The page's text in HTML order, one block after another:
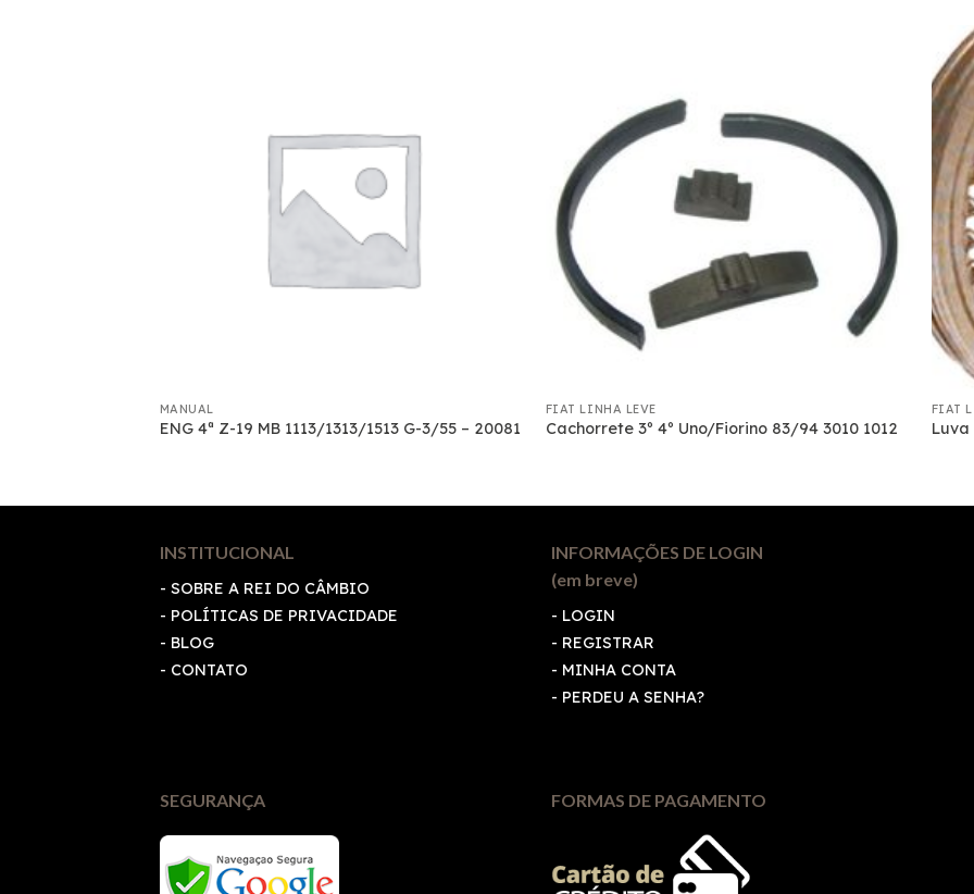
MANUAL
ENG 4ª Z-19 MB 1113/1313/1513 G-3/55 – 20081
FIAT LINHA LEVE
Cachorrete 3º 4º Uno/Fiorino 83/94 3010 1012
FIAT
Luva
INSTITUCIONAL
- SOBRE A REI DO CÂMBIO
- POLÍTICAS DE PRIVACIDADE
- BLOG
- CONTATO
INFORMAÇÕES DE LOGIN
(em breve)
- LOGIN
- REGISTRAR
- MINHA CONTA
- PERDEU A SENHA?
SEGURANÇA FORMAS DE PAGAMENTO